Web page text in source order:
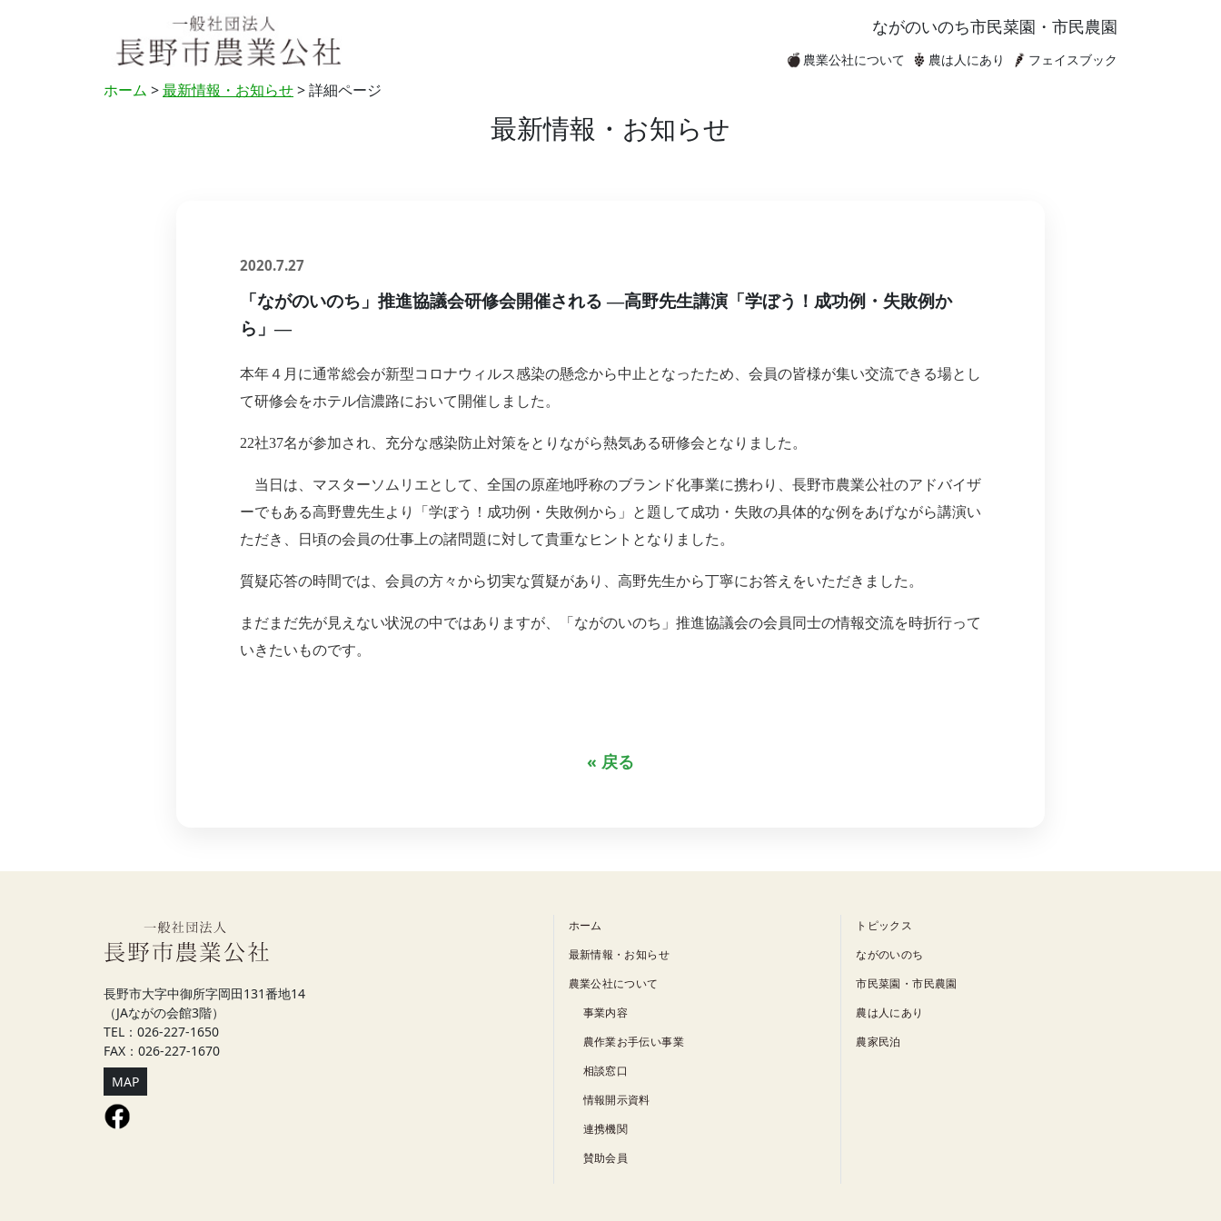
ながのいのち市民菜園・市民農園
農業公社について 農は人にあり フェイスブック
ホーム >最新情報・お知らせ> 詳細ページ
最新情報・お知らせ
2020.7.27
「ながのいのち」推進協議会研修会開催される ―高野先生講演「学ぼう！成功例・失敗例か
ら」―
本年４月に通常総会が新型コロナウィルス感染の懸念から中止となったため、会員の皆様が集い交流できる場とし
て研修会をホテル信濃路において開催しました。
22社37名が参加され、充分な感染防止対策をとりながら熱気ある研修会となりました。
当日は、マスターソムリエとして、全国の原産地呼称のブランド化事業に携わり、長野市農業公社のアドバイザ
ーでもある高野豊先生より「学ぼう！成功例・失敗例から」と題して成功・失敗の具体的な例をあげながら講演い
ただき、日頃の会員の仕事上の諸問題に対して貴重なヒントとなりました。
質疑応答の時間では、会員の方々から切実な質疑があり、高野先生から丁寧にお答えをいただきました。
まだまだ先が見えない状況の中ではありますが、「ながのいのち」推進協議会の会員同士の情報交流を時折行って
いきたいものです。
« 戻る
長野市大字中御所字岡田131番地14
（JAながの会館3階）
TEL：026-227-1650
FAX：026-227-1670
MAP
ホーム
最新情報・お知らせ
農業公社について
事業内容
農作業お手伝い事業
相談窓口
情報開示資料
連携機関
賛助会員
トピックス
ながのいのち
市民菜園・市民農園
農は人にあり
農家民泊